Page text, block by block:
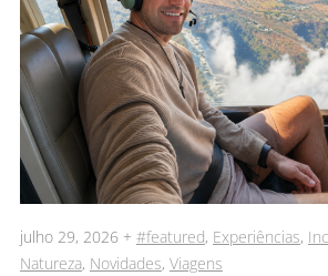
julho 29, 2026 + #featured, Experiências,
Natureza, Novidades, Viagens